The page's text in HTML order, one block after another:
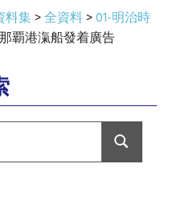
料集>全資料>01-明治時
覇港滊船發着廣告
検
索